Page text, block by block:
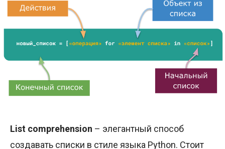
List comprehension – элегантный способ
создавать списки в стиле языка Python. Стоит